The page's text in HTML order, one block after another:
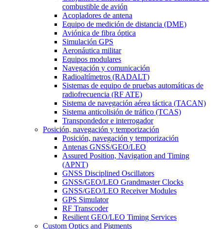
combustible de avión
Acopladores de antena
Equipo de medición de distancia (DME)
Aviónica de fibra óptica
Simulación GPS
Aeronáutica militar
Equipos modulares
Navegación y comunicación
Radioaltímetros (RADALT)
Sistemas de equipo de pruebas automáticas de
radiofrecuencia (RF ATE)
Sistema de navegación aérea táctica (TACAN)
Sistema anticolisión de tráfico (TCAS)
Transpondedor e interrogador
Posición, navegación y temporización
Posición, navegación y temporización
Antenas GNSS/GEO/LEO
Assured Position, Navigation and Timing
(APNT)
GNSS Disciplined Oscillators
GNSS/GEO/LEO Grandmaster Clocks
GNSS/GEO/LEO Receiver Modules
GPS Simulator
RF Transcoder
Resilient GEO/LEO Timing Services
Custom Optics and Pigments